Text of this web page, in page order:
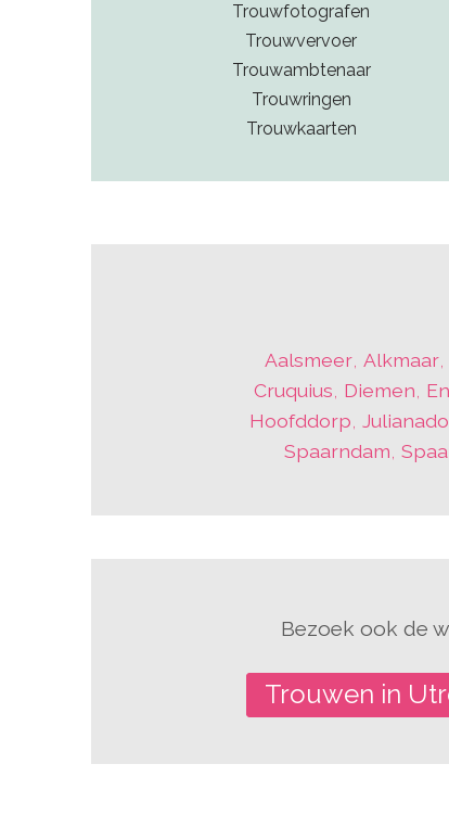
Trouwfotografen
Trouwvervoer
Trouwambtenaar
Trouwringen
Trouwkaarten
Aalsmeer, Alkmaar,
Cruquius, Diemen,
Hoofddorp,
Spaarndam,
Bezoek ook de
Trouwen in